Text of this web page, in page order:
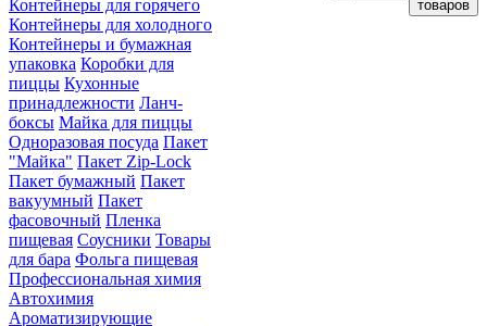
Контейнеры для горячего
Контейнеры для холодного
Контейнеры и бумажная
упаковка Коробки для
пиццы Кухонные
принадлежности Ланч-
боксы Майка для пиццы
Одноразовая посуда Пакет
"Майка" Пакет Zip-Lock
Пакет бумажный Пакет
вакуумный Пакет
фасовочный Пленка
пищевая Соусники Товары
для бара Фольга пищевая
Профессиональная химия
Автохимия
Ароматизирующие
товаров